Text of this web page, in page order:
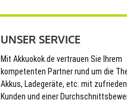
UNSER SERVICE
Mit Akkuokok.de vertrauen Sie Ihrem
kompetenten Partner rund um die
Akkus, Ladegeräte, etc. mit
Kunden und einer